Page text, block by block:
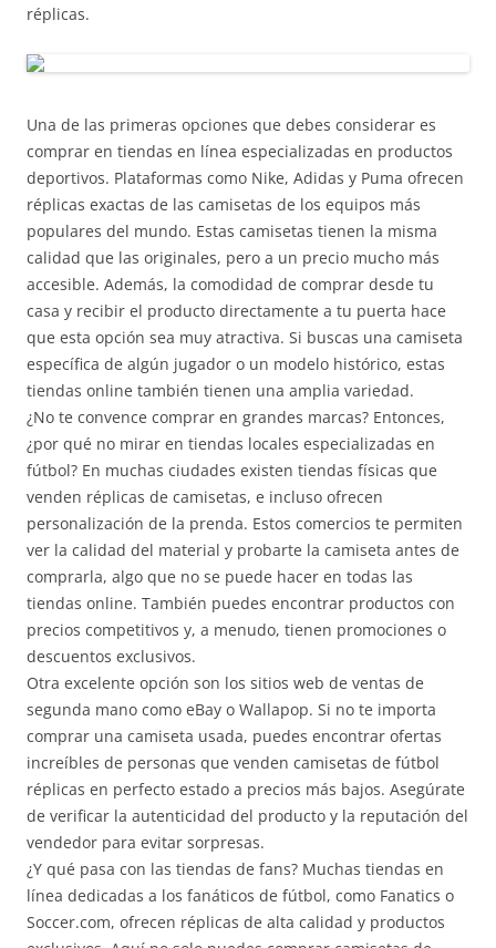
réplicas.
Una de las primeras opciones que debes considerar es
comprar en tiendas en línea especializadas en productos
deportivos. Plataformas como Nike, Adidas y Puma ofrecen
réplicas exactas de las camisetas de los equipos más
populares del mundo. Estas camisetas tienen la misma
calidad que las originales, pero a un precio mucho más
accesible. Además, la comodidad de comprar desde tu
casa y recibir el producto directamente a tu puerta hace
que esta opción sea muy atractiva. Si buscas una camiseta
específica de algún jugador o un modelo histórico, estas
tiendas online también tienen una amplia variedad.
¿No te convence comprar en grandes marcas? Entonces,
¿por qué no mirar en tiendas locales especializadas en
fútbol? En muchas ciudades existen tiendas físicas que
venden réplicas de camisetas, e incluso ofrecen
personalización de la prenda. Estos comercios te permiten
ver la calidad del material y probarte la camiseta antes de
comprarla, algo que no se puede hacer en todas las
tiendas online. También puedes encontrar productos con
precios competitivos y, a menudo, tienen promociones o
descuentos exclusivos.
Otra excelente opción son los sitios web de ventas de
segunda mano como eBay o Wallapop. Si no te importa
comprar una camiseta usada, puedes encontrar ofertas
increíbles de personas que venden camisetas de fútbol
réplicas en perfecto estado a precios más bajos. Asegúrate
de verificar la autenticidad del producto y la reputación del
vendedor para evitar sorpresas.
¿Y qué pasa con las tiendas de fans? Muchas tiendas en
línea dedicadas a los fanáticos de fútbol, como Fanatics o
Soccer.com, ofrecen réplicas de alta calidad y productos